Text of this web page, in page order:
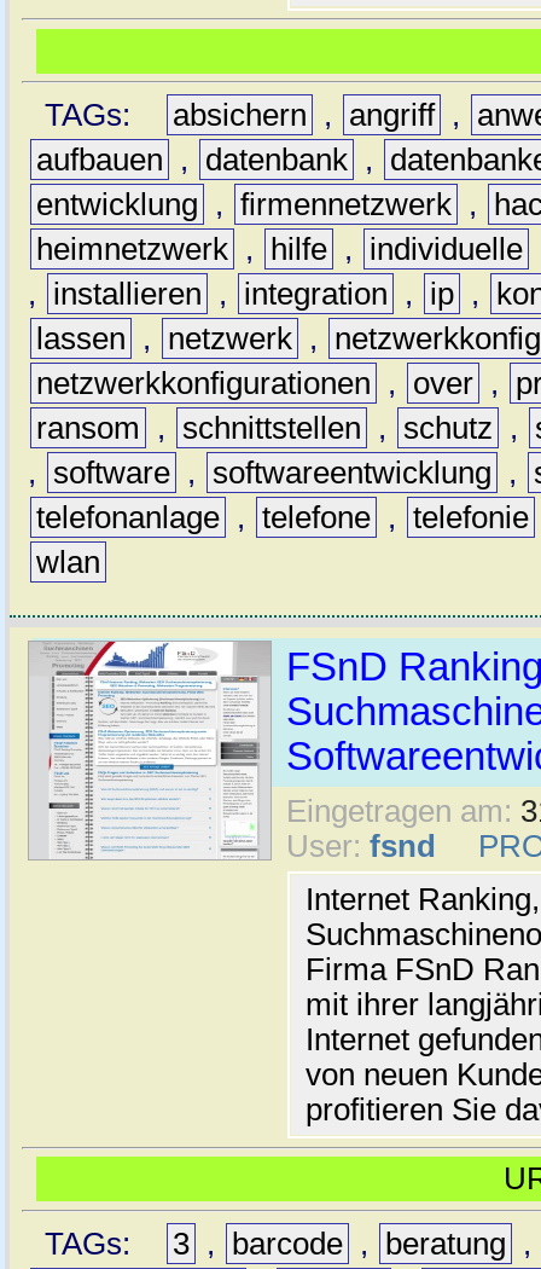
TAGs: absichern , angriff ,
aufbauen
, datenbank ,
entwicklung
, firmennetzwerk ,
heimnetzwerk , hilfe , individuelle
,
installieren , integration , ip ,
lassen
, netzwerk ,
netzwerkkonfigurationen
, over ,
ransom
, schnittstellen , schutz ,
,
software , softwareentwicklung ,
telefonanlage , telefone , telefonie
wlan
FSnD
Eingetragen am:
User: fsnd
Internet Ranking,
Firma FSnD
mit ihrer
Internet
von neuen
profitieren Sie
TAGs:
3 , barcode , beratung
,